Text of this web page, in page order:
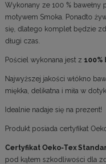
Wykonany ze 100 % bawełny
motywem Smoka. Ponadto
się, dlatego komplet będzie
długi czas.
Pościel wykonana jest z 100%
Najwyższej jakości włókno
miękka, delikatna i miła w
Idealnie nadaje się na prezent!
Produkt posiada certyfikat
Certyfikat Oeko-Tex
pod kątem szkodliwości dla